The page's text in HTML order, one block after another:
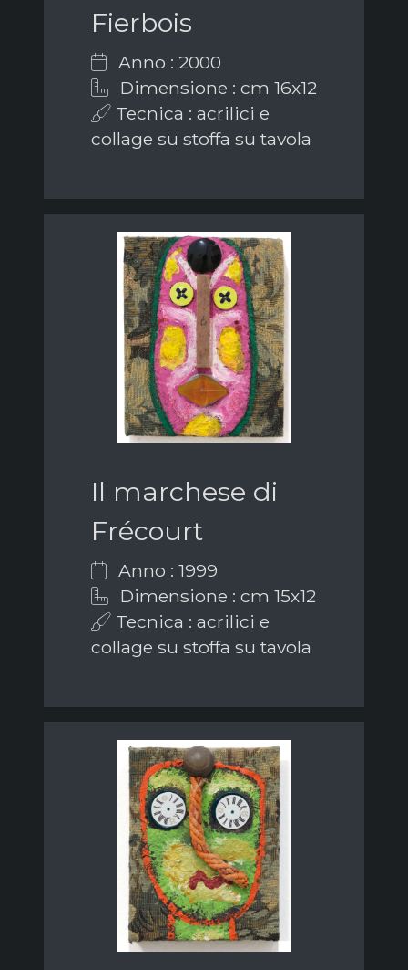
Fierbois
Anno : 2000
Dimensione : cm 16x12
Tecnica : acrilici e
collage su stoffa su tavola
Il marchese di
Frécourt
Anno : 1999
Dimensione : cm 15x12
Tecnica : acrilici e
collage su stoffa su tavola